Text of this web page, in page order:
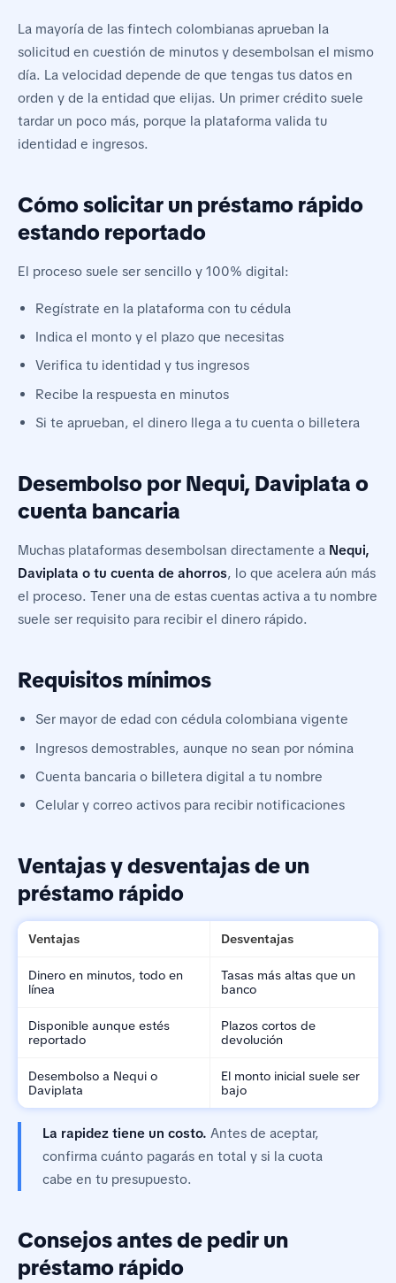
La mayoría de las fintech colombianas aprueban la
solicitud en cuestión de minutos y desembolsan el mismo
día. La velocidad depende de que tengas tus datos en
orden y de la entidad que elijas. Un primer crédito suele
tardar un poco más, porque la plataforma valida tu
identidad e ingresos.
Cómo solicitar un préstamo rápido
estando reportado
El proceso suele ser sencillo y 100% digital:
Regístrate en la plataforma con tu cédula
Indica el monto y el plazo que necesitas
Verifica tu identidad y tus ingresos
Recibe la respuesta en minutos
Si te aprueban, el dinero llega a tu cuenta o billetera
Desembolso por Nequi, Daviplata o
cuenta bancaria
Muchas plataformas desembolsan directamente a Nequi,
Daviplata o tu cuenta de ahorros, lo que acelera aún más
el proceso. Tener una de estas cuentas activa a tu nombre
suele ser requisito para recibir el dinero rápido.
Requisitos mínimos
Ser mayor de edad con cédula colombiana vigente
Ingresos demostrables, aunque no sean por nómina
Cuenta bancaria o billetera digital a tu nombre
Celular y correo activos para recibir notificaciones
Ventajas y desventajas de un
préstamo rápido
Ventajas Desventajas
Dinero en minutos, todo en
línea
Tasas más altas que un
banco
Disponible aunque estés
reportado
Plazos cortos de
devolución
Desembolso a Nequi o
Daviplata
El monto inicial suele ser
bajo
La rapidez tiene un costo. Antes de aceptar,
confirma cuánto pagarás en total y si la cuota
cabe en tu presupuesto.
Consejos antes de pedir un
préstamo rápido